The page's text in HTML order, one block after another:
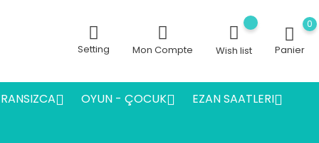
Setting Mon Compte Wish list
0
Panier
 OYUN - ÇOCUK EZAN SAATLERI